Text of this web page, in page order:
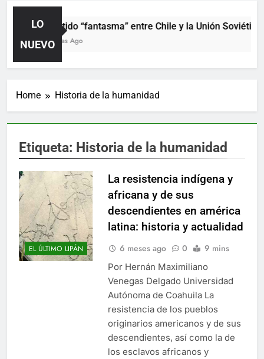
LO
NUEVO
El partido “fantasma” entre Chile y la Unión
20 Horas Ago
Home Historia de la humanidad
Etiqueta: Historia de la humanidad
EL ÚLTIMO LIPÁN
La resistencia indígena y
africana y de sus
descendientes en américa
latina: historia y actualidad
6 meses ago 0 9 mins
Por Hernán Maximiliano
Venegas Delgado Universidad
Autónoma de Coahuila La
resistencia de los pueblos
originarios americanos y de sus
descendientes, así como la de
los esclavos africanos y